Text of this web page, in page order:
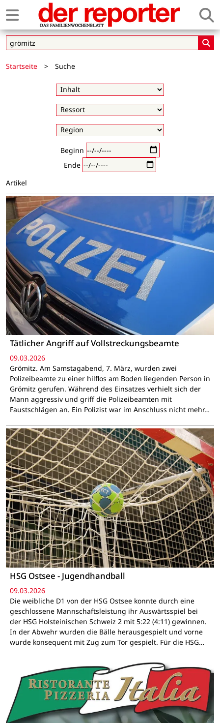
Startseite > Suche
Beginn
Ende
Artikel
Tätlicher Angriff auf Vollstreckungsbeamte
09.03.2026
Grömitz. Am Samstagabend, 7. März, wurden zwei
Polizeibeamte zu einer hilflos am Boden liegenden Person in
Grömitz gerufen. Während des Einsatzes verhielt sich der
Mann aggressiv und griff die Polizeibeamten mit
Faustschlägen an. Ein Polizist war im Anschluss nicht mehr…
HSG Ostsee - Jugendhandball
09.03.2026
Die weibliche D1 von der HSG Ostsee konnte durch eine
geschlossene Mannschaftsleistung ihr Auswärtsspiel bei
der HSG Holsteinischen Schweiz 2 mit 5:22 (4:11) gewinnen.
In der Abwehr wurden die Bälle herausgespielt und vorne
wurde konsequent mit Zug zum Tor gespielt. Für die HSG…